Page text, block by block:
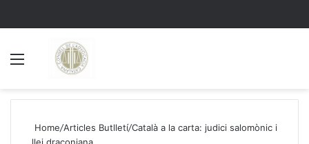
Home/Articles Butlletí/Català a la carta: judici salomònic i